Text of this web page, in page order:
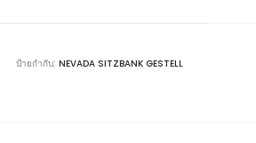
ป้ายกำกับ: NEVADA SITZBANK GESTELL